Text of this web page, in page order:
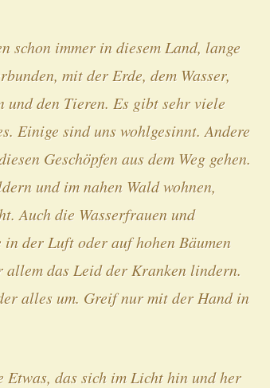
schon immer in diesem Land, lange
mit der Erde, dem Wasser,
und den Tieren. Es gibt sehr viele
Einige sind uns wohlgesinnt. Andere
Geschöpfen aus dem Weg gehen.
und im nahen Wald wohnen,
Auch die Wasserfrauen und
in der Luft oder auf hohen Bäumen
allem das Leid der Kranken lindern.
alles um. Greif nur mit der Hand in
das sich im Licht hin und her